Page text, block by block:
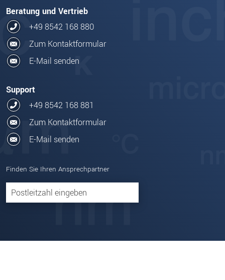
Beratung und Vertrieb
+49 8542 168 880
Zum Kontaktformular
E-Mail senden
Support
+49 8542 168 881
Zum Kontaktformular
E-Mail senden
Finden Sie Ihren Ansprechpartner